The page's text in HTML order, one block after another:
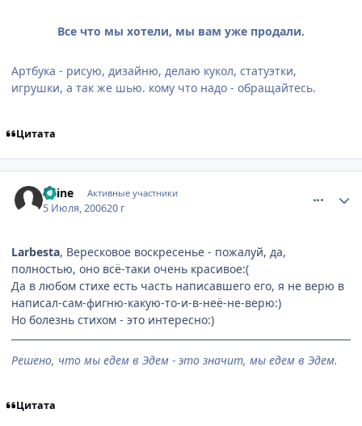
Все что мы хотели, мы вам уже продали.
Артбука - рисую, дизайню, делаю кукол, статуэтки,
игрушки, а так же шью. кому что надо - обращайтесь.
Цитата
Kaine Активные участники
5 Июля, 200620 г
Larbesta, Вересковое воскресенье - пожалуй, да,
полностью, оно всё-таки очень красивое:(
Да в любом стихе есть часть написавшего его, я не верю в
написал-сам-фигню-какую-то-и-в-неё-не-верю:)
Но болезнь стихом - это интересно:)
Решено, что мы едем в Эдем - это значит, мы едем в Эдем.
Цитата